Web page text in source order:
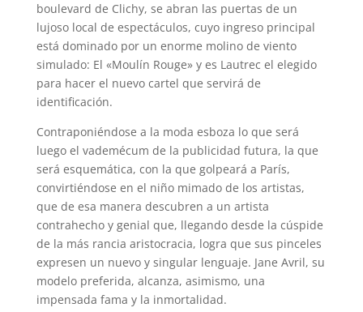
boulevard de Clichy, se abran las puertas de un
lujoso local de espectáculos, cuyo ingreso principal
está dominado por un enorme molino de viento
simulado: El «Moulín Rouge» y es Lautrec el elegido
para hacer el nuevo cartel que servirá de
identificación.
Contraponiéndose a la moda esboza lo que será
luego el vademécum de la publicidad futura, la que
será esquemática, con la que golpeará a París,
convirtiéndose en el niño mimado de los artistas,
que de esa manera descubren a un artista
contrahecho y genial que, llegando desde la cúspide
de la más rancia aristocracia, logra que sus pinceles
expresen un nuevo y singular lenguaje. Jane Avril, su
modelo preferida, alcanza, asimismo, una
impensada fama y la inmortalidad.